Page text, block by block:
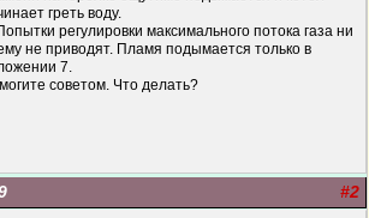
греть воду.
регулировки максимального потока газа ни
не приводят. Пламя подымается только в
7.
советом. Что делать?
#2